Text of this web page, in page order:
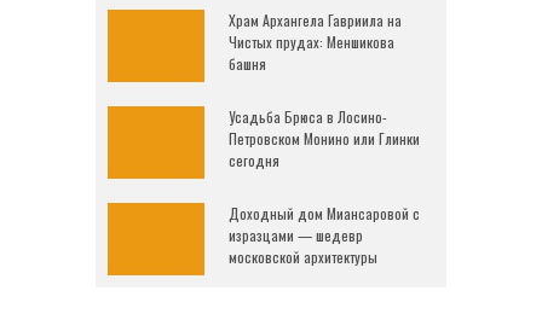
Храм Архангела Гавриила на
Чистых прудах: Меншикова
башня
Усадьба Брюса в Лосино-
Петровском Монино или Глинки
сегодня
Доходный дом Миансаровой с
изразцами — шедевр
московской архитектуры